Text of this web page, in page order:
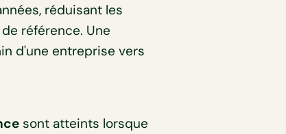
réduisant les
référence. Une
d'une entreprise vers
sont atteints lorsque